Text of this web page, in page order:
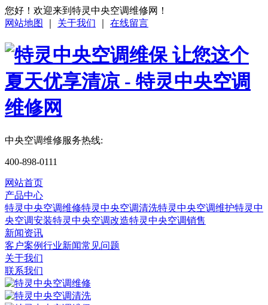
您好！欢迎来到特灵中央空调维修网！
网站地图
关于我们 在线留言
中央空调维修服务热线:
400-898-0111
网站首页
产品中心
特灵中央空调维修特灵中央空调清洗特灵中央空调维护特灵中
央空调安装特灵中央空调改造特灵中央空调销售
新闻资讯
客户案例行业新闻常见问题
关于我们
联系我们